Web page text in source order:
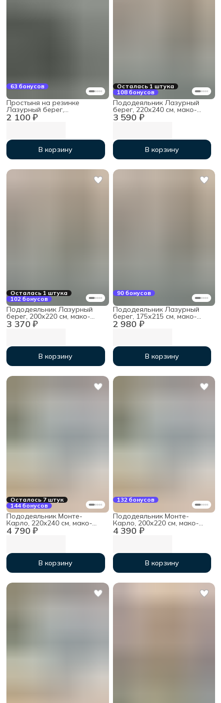
63 бонусов
2 100 ₽
Простыня на резинке
Лазурный берег,
120х200х30 см, мако-сатин
В корзину
Осталась 1 штука
108 бонусов
3 590 ₽
Пододеяльник Лазурный
берег, 220х240 см, мако-
сатин
В корзину
Осталась 1 штука
102 бонусов
3 370 ₽
Пододеяльник Лазурный
берег, 200х220 см, мако-
сатин
В корзину
90 бонусов
2 980 ₽
Пододеяльник Лазурный
берег, 175х215 см, мако-
сатин
В корзину
Осталось 7 штук
144 бонусов
4 790 ₽
Пододеяльник Монте-
Карло, 220х240 см, мако-
сатин
В корзину
132 бонусов
4 390 ₽
Пододеяльник Монте-
Карло, 200х220 см, мако-
сатин
В корзину